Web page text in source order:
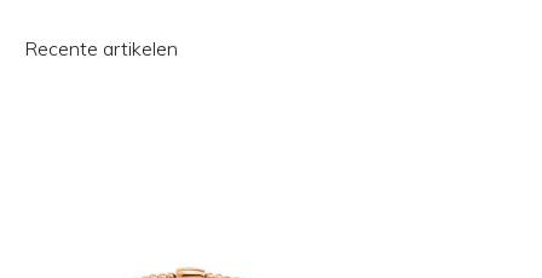
Recente artikelen